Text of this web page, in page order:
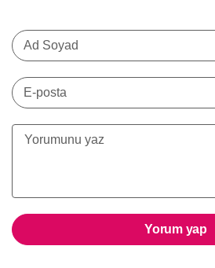
Ad Soyad
E-posta
Yorum yap